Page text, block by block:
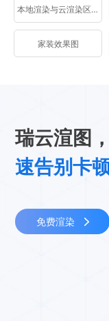
本地渲染与云渲染区别
家装效果图
瑞云渲图
速告别卡
免费渲染